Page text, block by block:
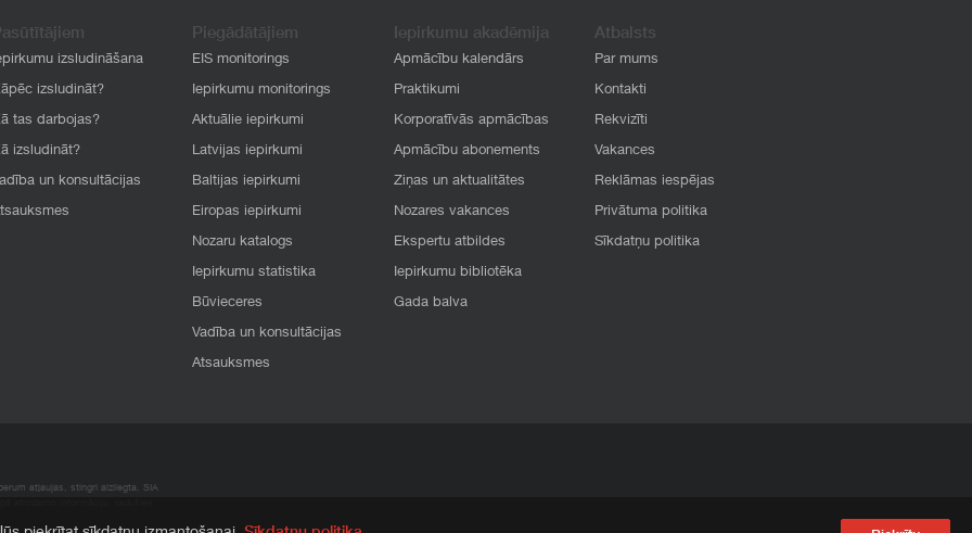
izsludināšana
izsludināt?
tas darbojas?
izsludināt?
un konsultācijas
Piegādātājiem
EIS monitorings
Iepirkumu monitorings
Aktuālie iepirkumi
Latvijas iepirkumi
Baltijas iepirkumi
Eiropas iepirkumi
Nozaru katalogs
Iepirkumu statistika
Būvieceres
Vadība un konsultācijas
Atsauksmes
Iepirkumu akadēmija
Apmācību kalendārs
Praktikumi
Korporatīvās apmācības
Apmācību abonements
Ziņas un aktualitātes
Nozares vakances
Ekspertu atbildes
Iepirkumu bibliotēka
Gada balva
Atbalsts
Par mums
Kontakti
Rekvizīti
Vakances
Reklāmas iespējas
Privātuma politika
Sīkdatņu politika
atļaujas, stingri aizliegta. SIA